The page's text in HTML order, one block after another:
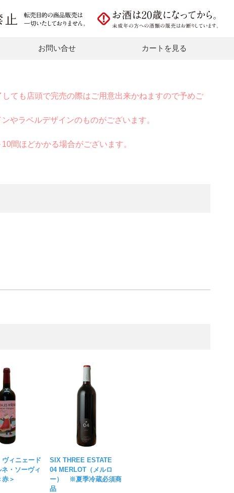
お問い合せ カートを見る
ても店頭で完売の際はご用意出来かねますので予めご
やラベルデザインのものがございます。
間ほどかかる場合がございます。
ヴィニェード
・ソーヴィ
＞
SIX THREE ESTATE
04 MERLOT（メルロ
ー） ※夏季冷蔵必須商
品